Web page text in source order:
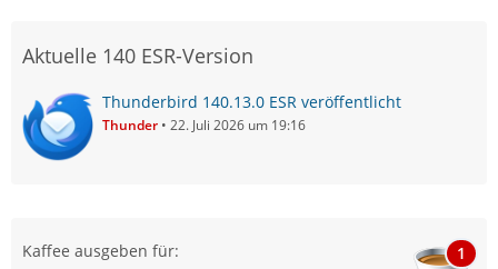
Aktuelle 140 ESR-Version
Thunderbird 140.13.0 ESR veröffentlicht
Thunder 22. Juli 2026 um 19:16
Kaffee ausgeben für: 1